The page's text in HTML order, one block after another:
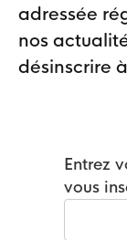
adressée
nos
désinscrire
Entrez
vous